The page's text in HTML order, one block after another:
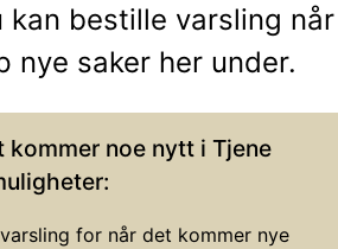
kan bestille varsling når
nye saker her under.
kommer noe nytt i Tjene
:
for når det kommer nye